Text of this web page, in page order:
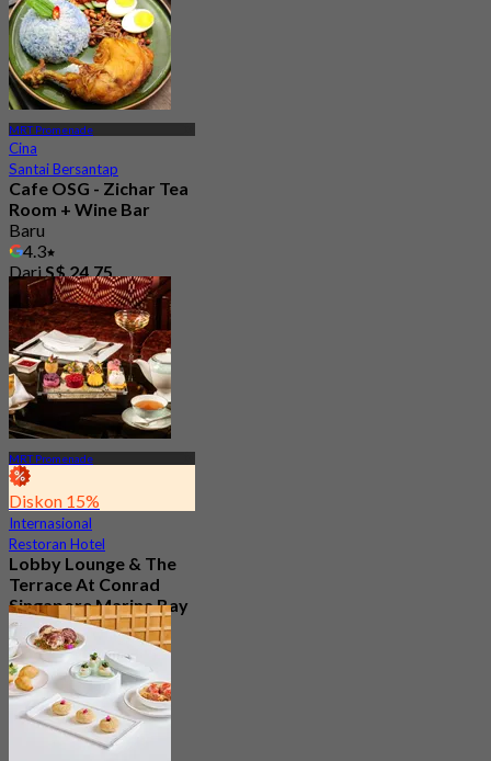
MRT Promenade
Cina
Santai Bersantap
Cafe OSG - Zichar Tea
Room + Wine Bar
Baru
4.3
Dari S$ 24.75
MRT Promenade
Diskon 15%
Internasional
Restoran Hotel
Lobby Lounge & The
Terrace At Conrad
Singapore Marina Bay
Baru
4.7
DariS$ 56.05